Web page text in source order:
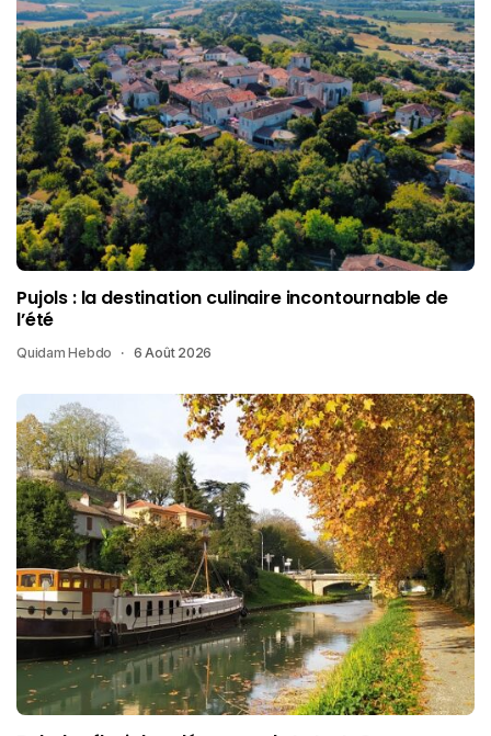
Pujols : la destination culinaire incontournable de
l’été
Quidam Hebdo 6 Août 2026